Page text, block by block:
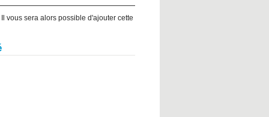
vous sera alors possible d'ajouter cette